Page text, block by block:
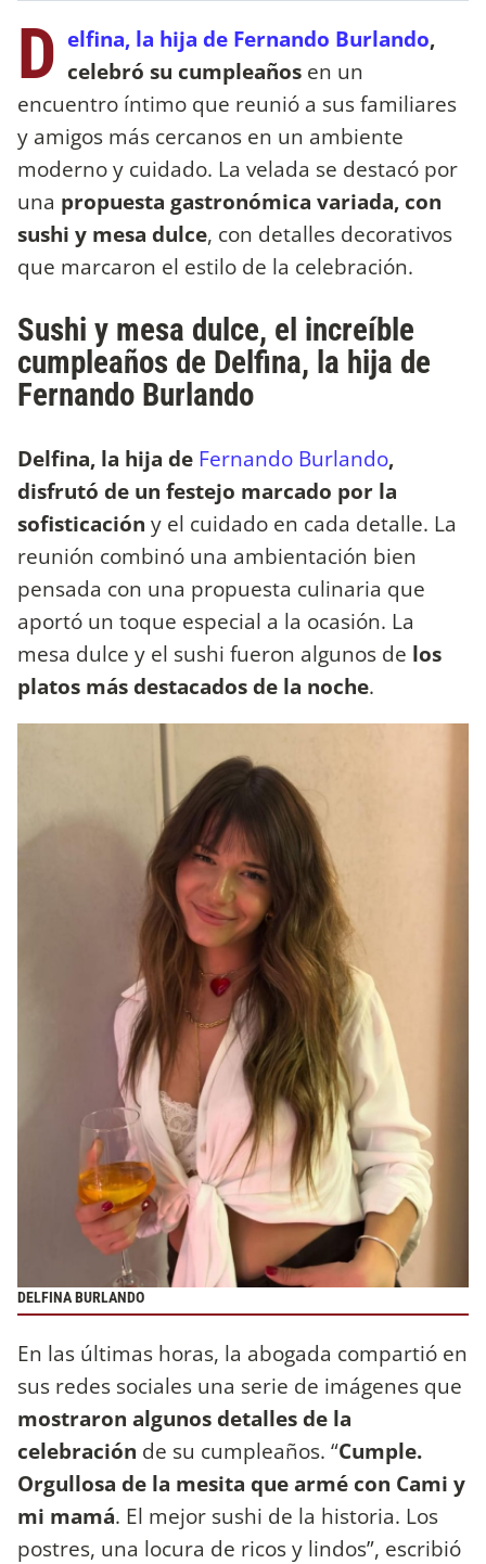
D elfina, la hija de Fernando Burlando,
celebró su cumpleaños en un
encuentro íntimo que reunió a sus familiares
y amigos más cercanos en un ambiente
moderno y cuidado. La velada se destacó por
una propuesta gastronómica variada, con
sushi y mesa dulce, con detalles decorativos
que marcaron el estilo de la celebración.
Sushi y mesa dulce, el increíble
cumpleaños de Delfina, la hija de
Fernando Burlando
Delfina, la hija de Fernando Burlando,
disfrutó de un festejo marcado por la
sofisticación y el cuidado en cada detalle. La
reunión combinó una ambientación bien
pensada con una propuesta culinaria que
aportó un toque especial a la ocasión. La
mesa dulce y el sushi fueron algunos de los
platos más destacados de la noche.
DELFINA BURLANDO
En las últimas horas, la abogada compartió en
sus redes sociales una serie de imágenes que
mostraron algunos detalles de la
celebración de su cumpleaños. “Cumple.
Orgullosa de la mesita que armé con Cami y
mi mamá. El mejor sushi de la historia. Los
postres, una locura de ricos y lindos”, escribió